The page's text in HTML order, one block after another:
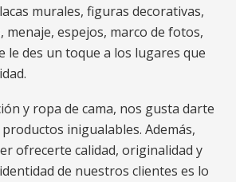
murales, figuras decorativas,
espejos, marco de fotos,
le des un toque a los lugares que
y ropa de cama, nos gusta darte
inigualables. Además,
ofrecerte calidad, originalidad y
de nuestros clientes es lo